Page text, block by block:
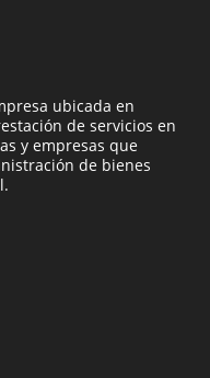
ubicada en
de servicios en
y empresas que
de bienes